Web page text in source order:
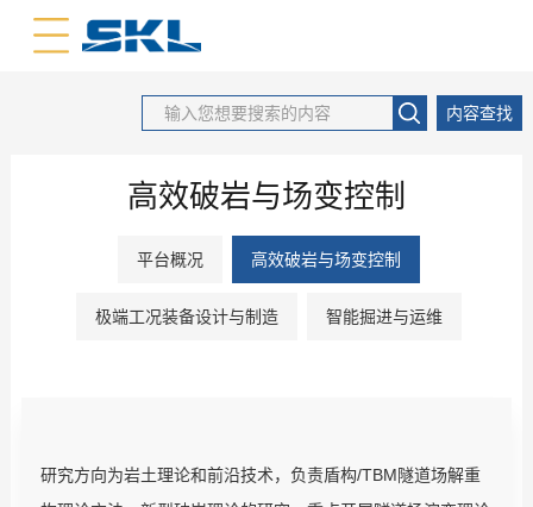
中文版 英文版
内容查找
高效破岩与场变控制
平台概况 高效破岩与场变控制
极端工况装备设计与制造 智能掘进与运维
研究方向为岩土理论和前沿技术，负责盾构/TBM隧道场解重